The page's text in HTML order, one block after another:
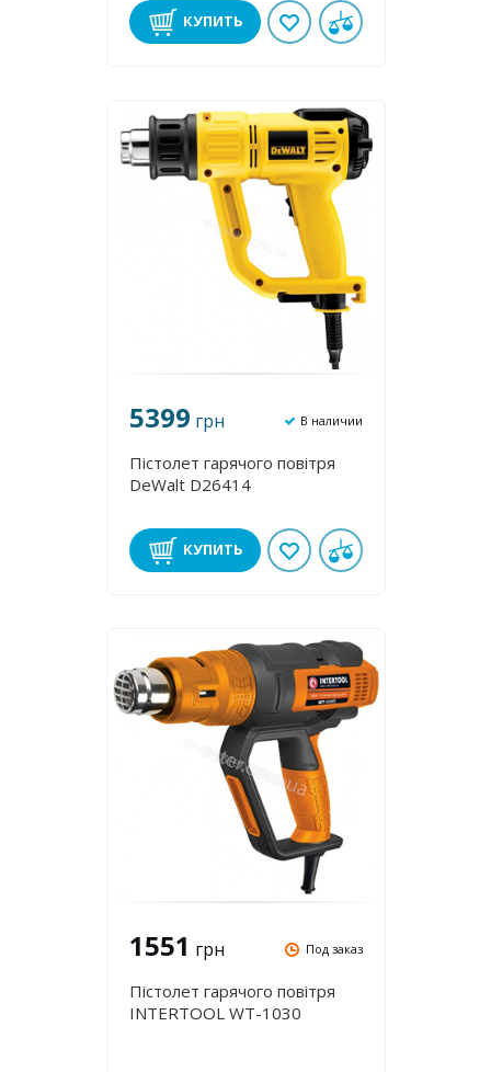
КУПИТЬ
5399 грн В наличии
Пістолет гарячого повітря
DeWalt D26414
КУПИТЬ
1551 грн Под заказ
Пістолет гарячого повітря
INTERTOOL WT-1030